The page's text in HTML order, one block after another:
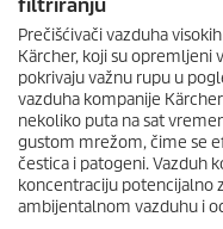
filtriranju
Prečišćivači vazduha
Kärcher, koji su opremljeni
pokrivaju važnu rupu u
vazduha kompanije
nekoliko puta na sat
gustom mrežom, čime se
čestica i patogeni. Vazduh
koncentraciju potencijalno
ambijentalnom vazduhu i